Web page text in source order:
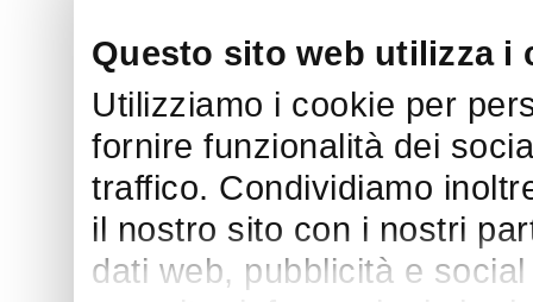
Questo sito web utilizza i
Utilizziamo i cookie per
fornire funzionalità dei
traffico. Condividiamo
il nostro sito con i nostri
dati web, pubblicità e